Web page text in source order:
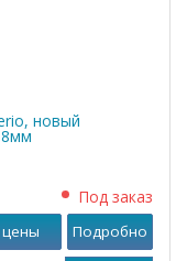
новый
Под заказ
Подробно